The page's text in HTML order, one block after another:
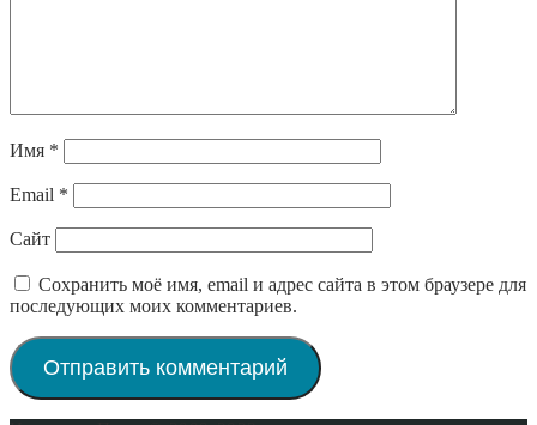
Имя *
Email *
Сайт
Сохранить моё имя, email и адрес сайта в этом браузере для
последующих моих комментариев.